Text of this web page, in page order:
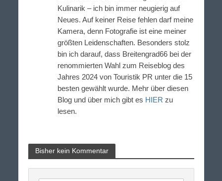
Kulinarik – ich bin immer neugierig auf
Neues. Auf keiner Reise fehlen darf meine
Kamera, denn Fotografie ist eine meiner
größten Leidenschaften. Besonders stolz
bin ich darauf, dass Breitengrad66 bei der
renommierten Wahl zum Reiseblog des
Jahres 2024 von Touristik PR unter die 15
besten gewählt wurde. Mehr über diesen
Blog und über mich gibt es HIER zu
lesen.
Bisher kein Kommentar